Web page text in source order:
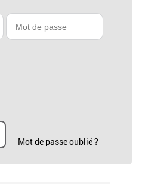
Mot de passe oublié ?